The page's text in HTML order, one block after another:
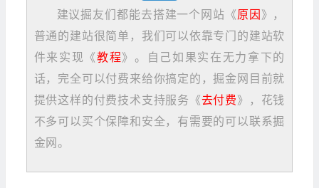
建议掘友们都能去搭建一个网站《原因 》，
普通的建站很简单，我们可以依靠专门的建站软
件来实现《教程》。自己如果实在无力拿下的
话，完全可以付费来给你搞定的，掘金网目前就
提供这样的付费技术支持服务《去付费》，花钱
不多可以买个保障和安全，有需要的可以联系掘
金网。